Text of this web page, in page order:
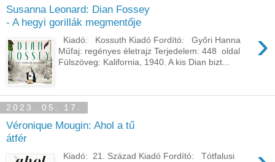
Susanna Leonard: Dian Fossey
- A hegyi gorillák megmentője
›
Kiadó: Kossuth Kiadó Fordító: Győri Hanna
Műfaj: regényes életrajz Terjedelem: 448 oldal
Fülszöveg: Kalifornia, 1940. A kis Dian bizt...
2023. 05. 17.
Véronique Mougin: Ahol ​a tű
átfér
Kiadó: 21. Század Kiadó Fordító: Tótfalusi